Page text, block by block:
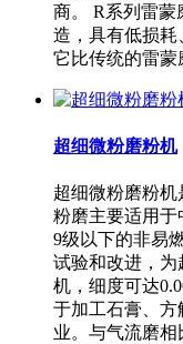
商。 R系列雷蒙
造，具有低损耗
它比传统的雷蒙
超细微粉磨粉机
超细微粉磨粉
粉磨主要适用于
9级以下的非易
试验和改进，
机，细度可达
于加工石膏、
业。与气流磨